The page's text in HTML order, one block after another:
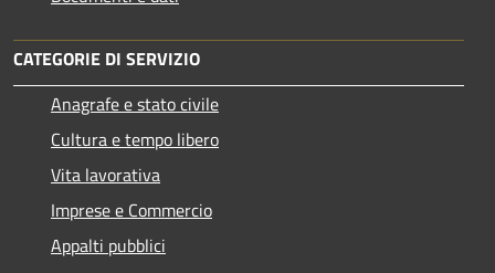
CATEGORIE DI SERVIZIO
Anagrafe e stato civile
Cultura e tempo libero
Vita lavorativa
Imprese e Commercio
Appalti pubblici